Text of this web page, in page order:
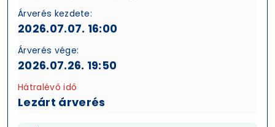
Árverés kezdete:
2026.07.07. 16:00
Árverés vége:
2026.07.26. 19:50
Hátralévő idő
Lezárt árverés